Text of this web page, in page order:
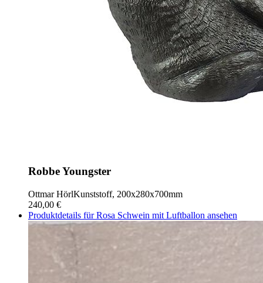
Robbe Youngster
Ottmar HörlKunststoff, 200x280x700mm
240,00 €
Produktdetails für Rosa Schwein mit Luftballon ansehen